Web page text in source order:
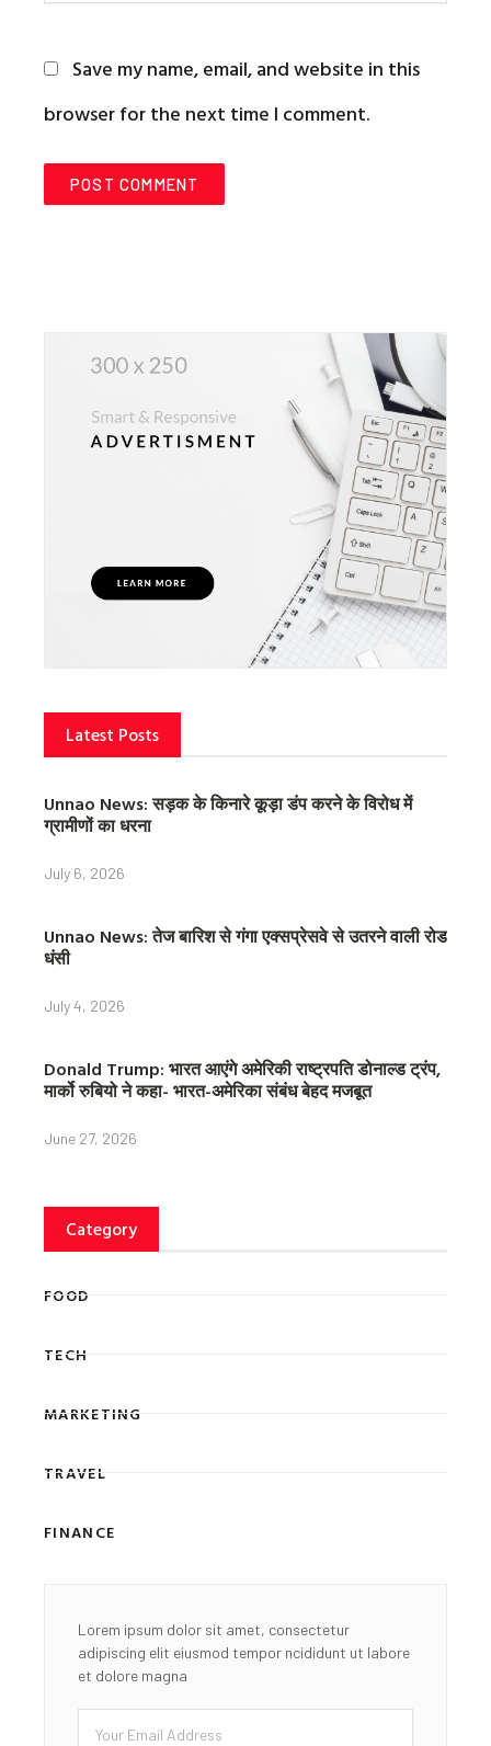
Save my name, email, and website in this
browser for the next time I comment.
Latest Posts
Unnao News: सड़क के किनारे कूड़ा डंप करने के विरोध में
ग्रामीणों का धरना
July 6, 2026
Unnao News: तेज बारिश से गंगा एक्सप्रेसवे से उतरने वाली रोड
धंसी
July 4, 2026
Donald Trump: भारत आएंगे अमेरिकी राष्ट्रपति डोनाल्ड ट्रंप,
मार्को रुबियो ने कहा- भारत-अमेरिका संबंध बेहद मजबूत
June 27, 2026
Category
FOOD
TECH
MARKETING
TRAVEL
FINANCE
Lorem ipsum dolor sit amet, consectetur
adipiscing elit eiusmod tempor ncididunt ut labore
et dolore magna
Email